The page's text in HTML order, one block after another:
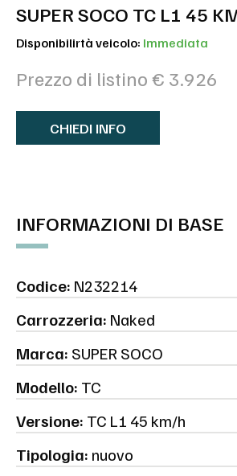
SUPER SOCO TC L1 45
Disponibilirtà veicolo: Immediata
Prezzo di listino € 3.926
CHIEDI INFO
INFORMAZIONI DI BASE
Codice: N232214
Carrozzeria: Naked
Marca: SUPER SOCO
Modello: TC
Versione: TC L1 45 km/h
Tipologia: nuovo